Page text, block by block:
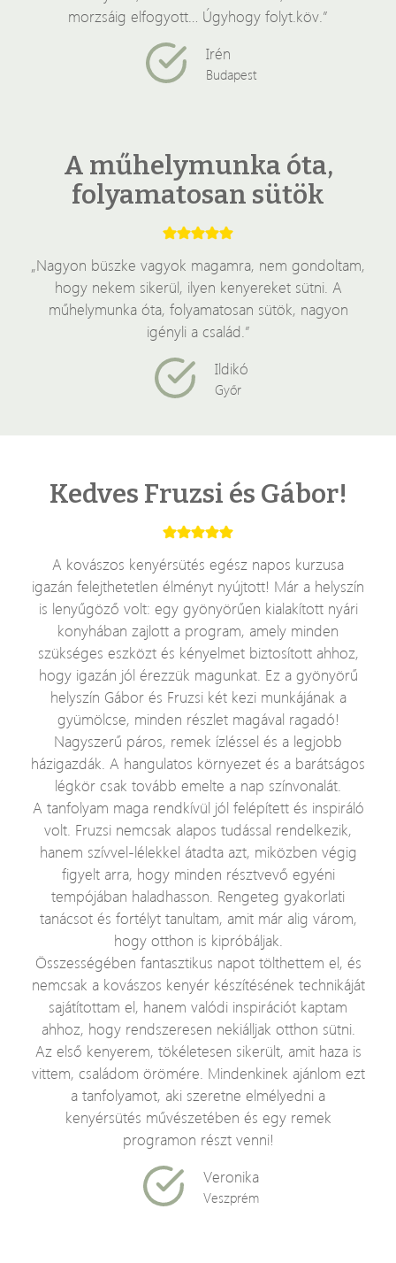
morzsáig elfogyott… Úgyhogy folyt.köv.”
Irén
Budapest
A műhelymunka óta,
folyamatosan sütök
„Nagyon büszke vagyok magamra, nem gondoltam,
hogy nekem sikerül, ilyen kenyereket sütni. A
műhelymunka óta, folyamatosan sütök, nagyon
igényli a család.”
Ildikó
Győr
Kedves Fruzsi és Gábor!
A kovászos kenyérsütés egész napos kurzusa
igazán felejthetetlen élményt nyújtott! Már a helyszín
is lenyűgöző volt: egy gyönyörűen kialakított nyári
konyhában zajlott a program, amely minden
szükséges eszközt és kényelmet biztosított ahhoz,
hogy igazán jól érezzük magunkat. Ez a gyönyörű
helyszín Gábor és Fruzsi két kezi munkájának a
gyümölcse, minden részlet magával ragadó!
Nagyszerű páros, remek ízléssel és a legjobb
házigazdák. A hangulatos környezet és a barátságos
légkör csak tovább emelte a nap színvonalát.
A tanfolyam maga rendkívül jól felépített és inspiráló
volt. Fruzsi nemcsak alapos tudással rendelkezik,
hanem szívvel-lélekkel átadta azt, miközben végig
figyelt arra, hogy minden résztvevő egyéni
tempójában haladhasson. Rengeteg gyakorlati
tanácsot és fortélyt tanultam, amit már alig várom,
hogy otthon is kipróbáljak.
Összességében fantasztikus napot tölthettem el, és
nemcsak a kovászos kenyér készítésének technikáját
sajátítottam el, hanem valódi inspirációt kaptam
ahhoz, hogy rendszeresen nekiálljak otthon sütni.
Az első kenyerem, tökéletesen sikerült, amit haza is
vittem, családom örömére. Mindenkinek ajánlom ezt
a tanfolyamot, aki szeretne elmélyedni a
kenyérsütés művészetében és egy remek
programon részt venni!
Veronika
Veszprém